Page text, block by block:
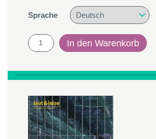
Sprache
laut
und
01/2023
-
Involvement"
Menge
In den Warenkorb